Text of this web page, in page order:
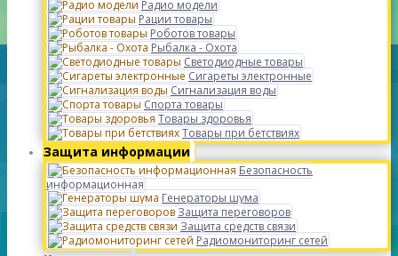
Радио модели
Рации товары
Роботов товары
Рыбалка - Охота
Светодиодные товары
Сигареты электронные
Сигнализация воды
Спорта товары
Товары здоровья
Товары при бетствиях
Защита информации
Безопасность
информационная
Генераторы шума
Защита переговоров
Защита средств связи
Радиомониторинг сетей